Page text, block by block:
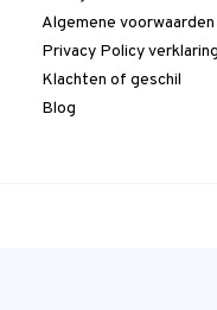
Algemene voorwaarden
Privacy Policy verklaring
Klachten of geschil
Blog